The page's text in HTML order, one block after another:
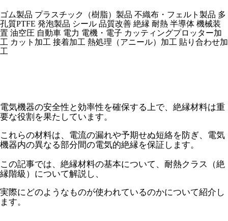
ゴム製品 プラスチック（樹脂）製品 不織布・フェルト製品 多
孔質PTFE 発泡製品 シール 品質改善 絶縁 耐熱 半導体 機械装
置 油空圧 自動車 電力 電機・電子 カッティングプロッター加
工 カット加工 接着加工 熱処理（アニール）加工 貼り合わせ加
工
電気機器の安全性と効率性を確保する上で、絶縁材料は重
要な役割を果たしています。
これらの材料は、電流の漏れや予期せぬ短絡を防ぎ、電気
機器内の異なる部分間の電気的絶縁を保証します。
この記事では、絶縁材料の基本について、耐熱クラス（絶
縁階級）について解説し、
実際にどのようなものが使われているのかについて紹介し
ます。